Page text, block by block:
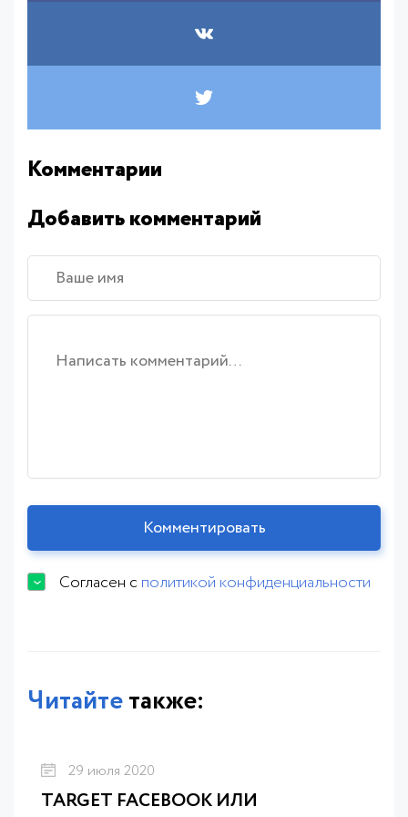
Комментарии
Добавить комментарий
Согласен сполитикой конфиденциальности
Читайтетакже:
29 июля 2020
TARGET FACEBOOK ИЛИ